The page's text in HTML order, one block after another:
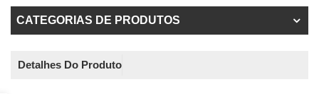
CATEGORIAS DE PRODUTOS
Detalhes Do Produto